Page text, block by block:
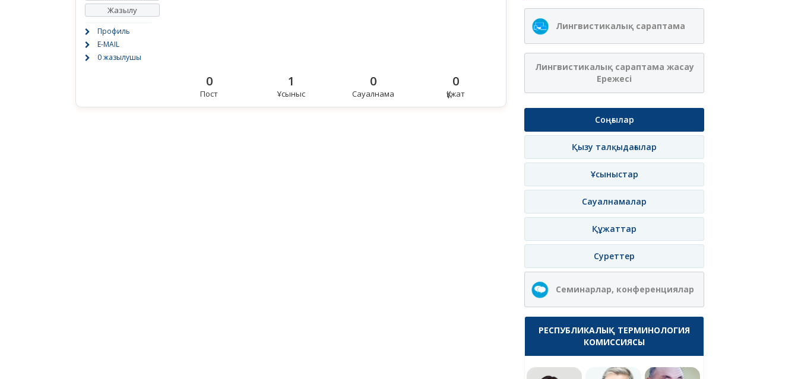
Жазылу
Профиль
E-MAIL
0 жазылушы
0
Пост
1
Ұсыныс
0
Сауалнама
0
Құжат
Лингвистикалық сараптама
Лингвистикалық сараптама жасау
Ережесі
Соңғылар
Қызу талқыдағылар
Ұсыныстар
Сауалнамалар
Құжаттар
Суреттер
Семинарлар, конференциялар
РЕСПУБЛИКАЛЫҚ ТЕРМИНОЛОГИЯ
КОМИССИЯСЫ